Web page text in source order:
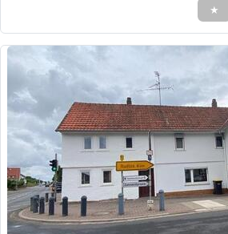
★